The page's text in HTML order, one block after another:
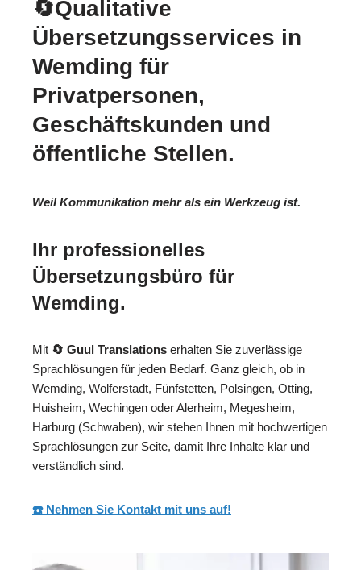
🔄Qualitative
Übersetzungsservices in
Wemding für
Privatpersonen,
Geschäftskunden und
öffentliche Stellen.
Weil Kommunikation mehr als ein Werkzeug ist.
Ihr professionelles
Übersetzungsbüro für
Wemding.
Mit 🔄 Guul Translations erhalten Sie zuverlässige
Sprachlösungen für jeden Bedarf. Ganz gleich, ob in
Wemding, Wolferstadt, Fünfstetten, Polsingen, Otting,
Huisheim, Wechingen oder Alerheim, Megesheim,
Harburg (Schwaben), wir stehen Ihnen mit hochwertigen
Sprachlösungen zur Seite, damit Ihre Inhalte klar und
verständlich sind.
☎️ Nehmen Sie Kontakt mit uns auf!